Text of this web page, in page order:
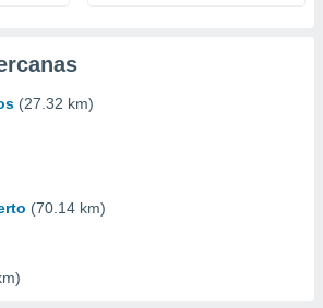
(27.32 km)
(70.14 km)